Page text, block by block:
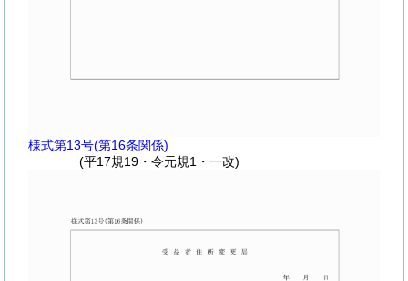
様式第13号(第16条関係)
(平17規19・令元規1・一改)